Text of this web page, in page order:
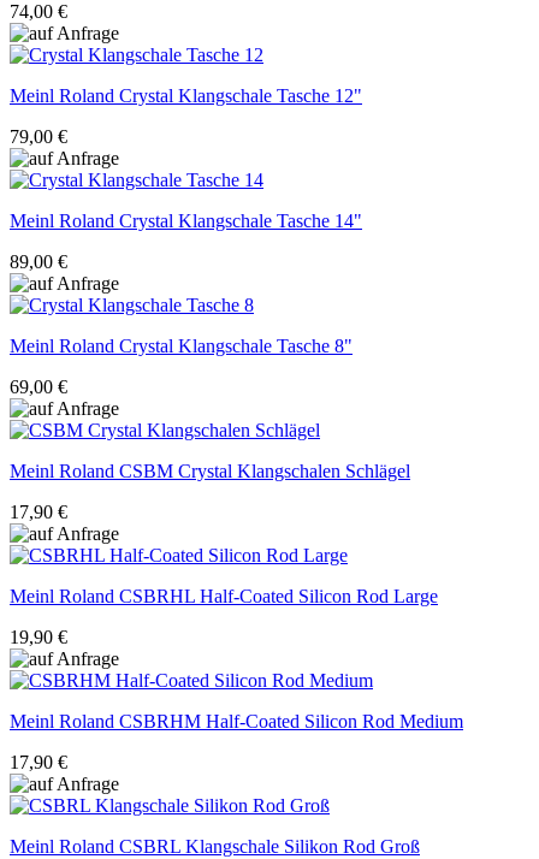
74,00 €
Meinl Roland Crystal Klangschale Tasche 12"
79,00 €
Meinl Roland Crystal Klangschale Tasche 14"
89,00 €
Meinl Roland Crystal Klangschale Tasche 8"
69,00 €
Meinl Roland CSBM Crystal Klangschalen Schlägel
17,90 €
Meinl Roland CSBRHL Half-Coated Silicon Rod Large
19,90 €
Meinl Roland CSBRHM Half-Coated Silicon Rod Medium
17,90 €
Meinl Roland CSBRL Klangschale Silikon Rod Groß